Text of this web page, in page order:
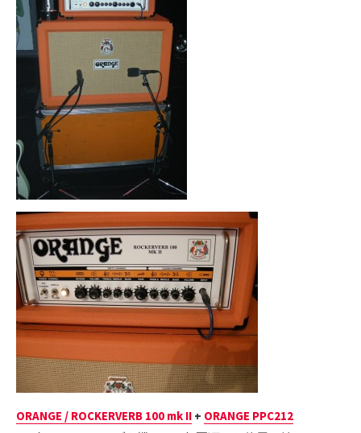
ORANGE / ROCKERVERB 100 mk II + ORANGE PPC212